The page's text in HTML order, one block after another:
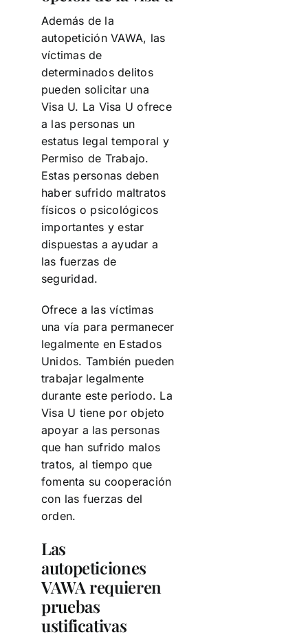
Además de la
autopetición VAWA, las
víctimas de
determinados delitos
pueden solicitar una
Visa U. La Visa U ofrece
a las personas un
estatus legal temporal y
Permiso de Trabajo.
Estas personas deben
haber sufrido maltratos
físicos o psicológicos
importantes y estar
dispuestas a ayudar a
las fuerzas de
seguridad.
Ofrece a las víctimas
una vía para permanecer
legalmente en Estados
Unidos. También pueden
trabajar legalmente
durante este periodo. La
Visa U tiene por objeto
apoyar a las personas
que han sufrido malos
tratos, al tiempo que
fomenta su cooperación
con las fuerzas del
orden.
Las
autopeticiones
VAWA requieren
pruebas
ustificativas